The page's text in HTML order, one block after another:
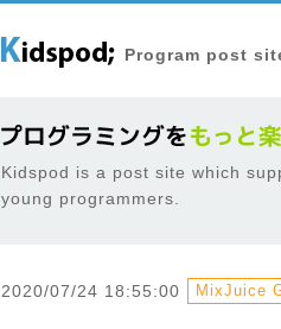
Program post
Kidspod is a post site which
young programmers.
2020/07/24 18:55:00 MixJuice